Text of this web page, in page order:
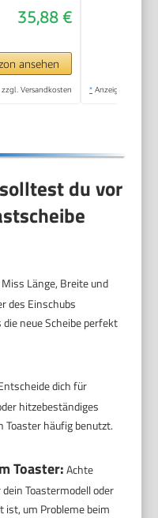
2
Watt,
35,88 €
ansehen
Versandkosten * Anzeige
du vor
Miss Länge, Breite und
des Einschubs
neue Scheibe perfekt
dich für
hitzebeständiges
Toaster häufig benutzt.
Toaster:Achte
Toastermodell oder
ist, um Probleme beim